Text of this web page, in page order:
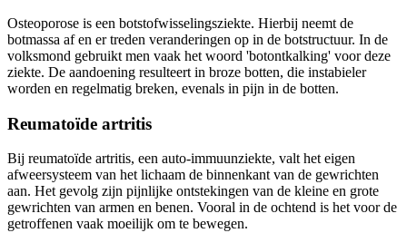
Osteoporose is een botstofwisselingsziekte. Hierbij neemt de
botmassa af en er treden veranderingen op in de botstructuur. In de
volksmond gebruikt men vaak het woord 'botontkalking' voor deze
ziekte. De aandoening resulteert in broze botten, die instabieler
worden en regelmatig breken, evenals in pijn in de botten.
Reumatoïde artritis
Bij reumatoïde artritis, een auto-immuunziekte, valt het eigen
afweersysteem van het lichaam de binnenkant van de gewrichten
aan. Het gevolg zijn pijnlijke ontstekingen van de kleine en grote
gewrichten van armen en benen. Vooral in de ochtend is het voor de
getroffenen vaak moeilijk om te bewegen.